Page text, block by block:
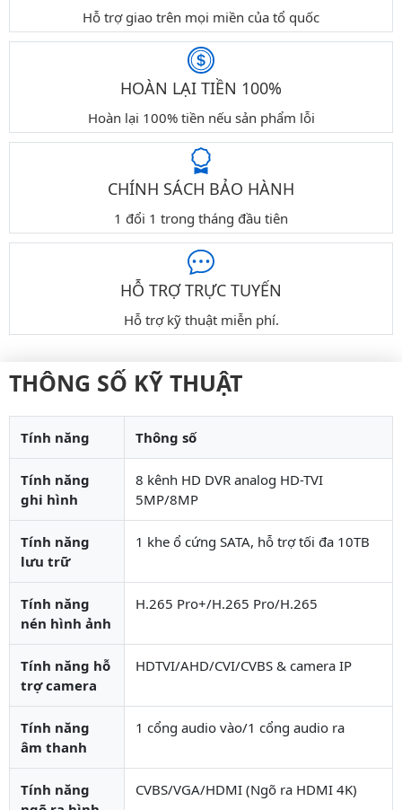
Hỗ trợ giao trên mọi miền của tổ quốc
HOÀN LẠI TIỀN 100%
Hoàn lại 100% tiền nếu sản phẩm lỗi
CHÍNH SÁCH BẢO HÀNH
1 đổi 1 trong tháng đầu tiên
HỖ TRỢ TRỰC TUYẾN
Hỗ trợ kỹ thuật miễn phí.
THÔNG SỐ KỸ THUẬT
Tính năng Thông số
Tính năng
ghi hình
8 kênh HD DVR analog HD-TVI
5MP/8MP
Tính năng
lưu trữ
1 khe ổ cứng SATA, hỗ trợ tối đa 10TB
Tính năng
nén hình ảnh
H.265 Pro+/H.265 Pro/H.265
Tính năng hỗ
trợ camera
HDTVI/AHD/CVI/CVBS & camera IP
Tính năng
âm thanh
1 cổng audio vào/1 cổng audio ra
Tính năng
CVBS/VGA/HDMI (Ngõ ra HDMI 4K)